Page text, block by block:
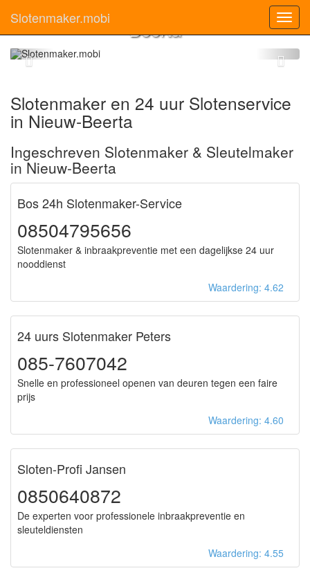
Slotenmaker.mobiSlotenmaker Nieuw-
Beerta
Slotenmaker en 24 uur Slotenservice
in Nieuw-Beerta
Ingeschreven Slotenmaker & Sleutelmaker
in Nieuw-Beerta
Bos 24h Slotenmaker-Service
08504795656
Slotenmaker & inbraakpreventie met een dagelijkse 24 uur
nooddienst
Waardering: 4.62
24 uurs Slotenmaker Peters
085-7607042
Snelle en professioneel openen van deuren tegen een faire
prijs
Waardering: 4.60
Sloten-Profi Jansen
0850640872
De experten voor professionele inbraakpreventie en
sleuteldiensten
Waardering: 4.55